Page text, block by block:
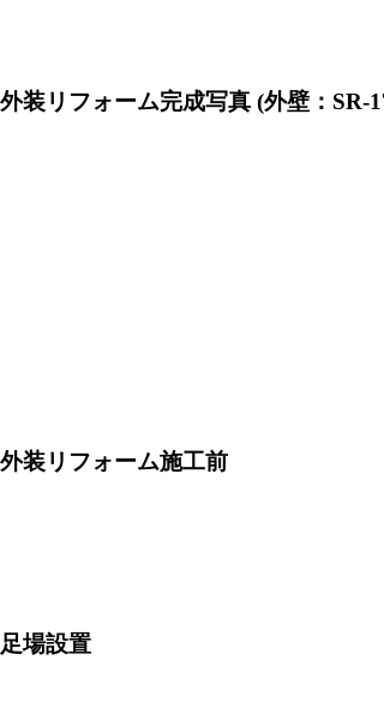
外装リフォーム完成写真 (外壁：SR-
外装リフォーム施工前
足場設置